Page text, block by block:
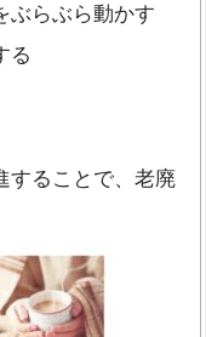
ぶらぶら動かす
る
することで、老廃